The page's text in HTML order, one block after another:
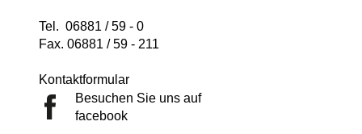
Tel. 06881 / 59 - 0
Fax. 06881 / 59 - 211
Kontaktformular
Besuchen Sie uns auf
facebook